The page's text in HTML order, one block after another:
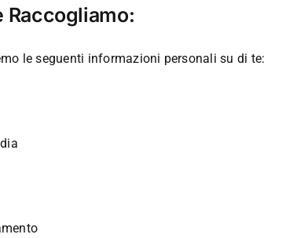
Raccogliamo:
le seguenti informazioni personali su di te: